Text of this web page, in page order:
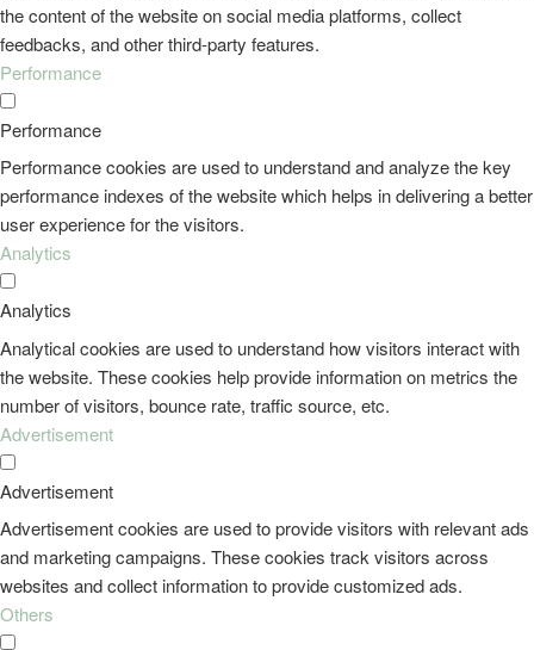
the content of the website on social media platforms, collect
feedbacks, and other third-party features.
Performance
Performance
Performance cookies are used to understand and analyze the key
performance indexes of the website which helps in delivering a better
user experience for the visitors.
Analytics
Analytics
Analytical cookies are used to understand how visitors interact with
the website. These cookies help provide information on metrics the
number of visitors, bounce rate, traffic source, etc.
Advertisement
Advertisement
Advertisement cookies are used to provide visitors with relevant ads
and marketing campaigns. These cookies track visitors across
websites and collect information to provide customized ads.
Others